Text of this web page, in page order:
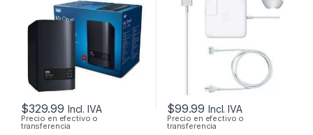
USB 3.0 Y PUERTO
DE RED GIGABIT
$329.99 Incl. IVA
Precio en efectivo o
transferencia
MAGSAFE 2 16.5V
ORIGINAL + CABLE
DE PODER
$99.99 Incl. IVA
Precio en efectivo o
transferencia